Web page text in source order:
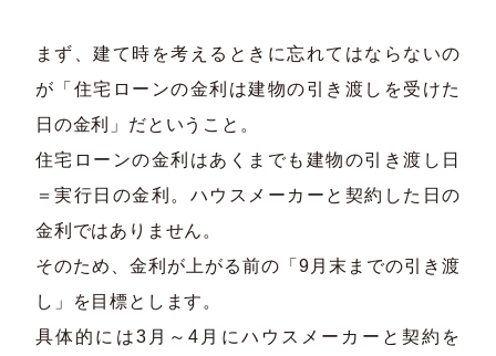
まず、建て時を考えるときに忘れてはならないの
が「住宅ローンの金利は建物の引き渡しを受けた
日の金利」だということ。​
住宅ローンの金利はあくまでも建物の引き渡し日
＝実行日の金利。ハウスメーカーと契約した日の
金利ではありません。​
そのため、金利が上がる前の「9月末までの引き渡
し」を目標とします。​
具体的には3月～4月にハウスメーカーと契約を